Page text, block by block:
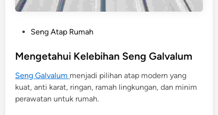
s
e
d
i
Seng Atap Rumah
Mengetahui Kelebihan Seng Galvalum
Seng Galvalum menjadi pilihan atap modern yang
kuat, anti karat, ringan, ramah lingkungan, dan minim
perawatan untuk rumah.